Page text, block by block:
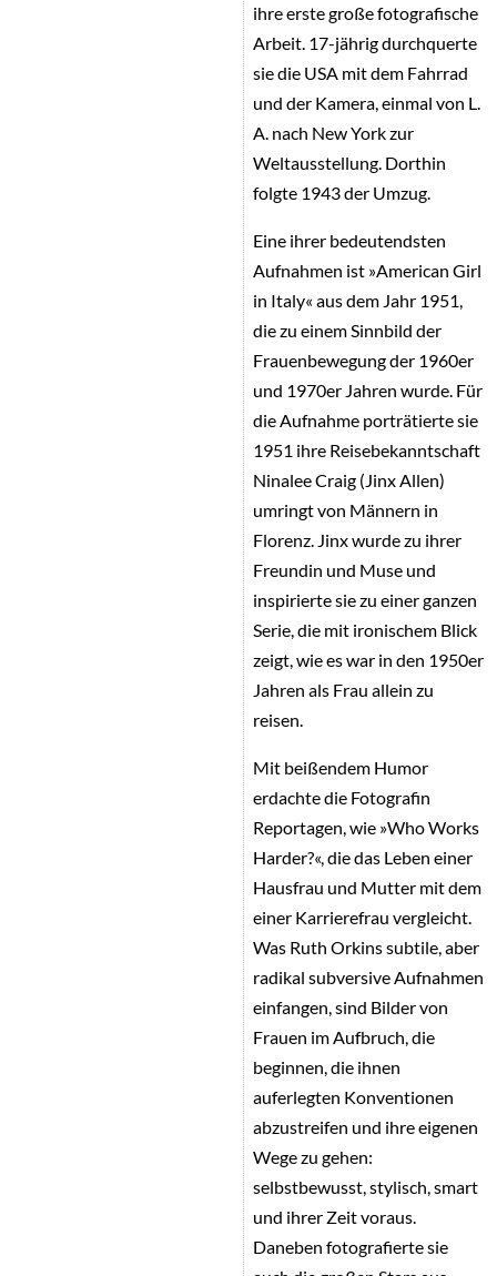
ihre erste große fotografische
Arbeit. 17-jährig durchquerte
sie die USA mit dem Fahrrad
und der Kamera, einmal von L.
A. nach New York zur
Weltausstellung. Dorthin
folgte 1943 der Umzug.
Eine ihrer bedeutendsten
Aufnahmen ist »American Girl
in Italy« aus dem Jahr 1951,
die zu einem Sinnbild der
Frauenbewegung der 1960er
und 1970er Jahren wurde. Für
die Aufnahme porträtierte sie
1951 ihre Reisebekanntschaft
Ninalee Craig (Jinx Allen)
umringt von Männern in
Florenz. Jinx wurde zu ihrer
Freundin und Muse und
inspirierte sie zu einer ganzen
Serie, die mit ironischem Blick
zeigt, wie es war in den 1950er
Jahren als Frau allein zu
reisen.
Mit beißendem Humor
erdachte die Fotografin
Reportagen, wie »Who Works
Harder?«, die das Leben einer
Hausfrau und Mutter mit dem
einer Karrierefrau vergleicht.
Was Ruth Orkins subtile, aber
radikal subversive Aufnahmen
einfangen, sind Bilder von
Frauen im Aufbruch, die
beginnen, die ihnen
auferlegten Konventionen
abzustreifen und ihre eigenen
Wege zu gehen:
selbstbewusst, stylisch, smart
und ihrer Zeit voraus.
Daneben fotografierte sie